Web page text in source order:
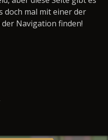
doch mal mit einer der
Navigation finden!